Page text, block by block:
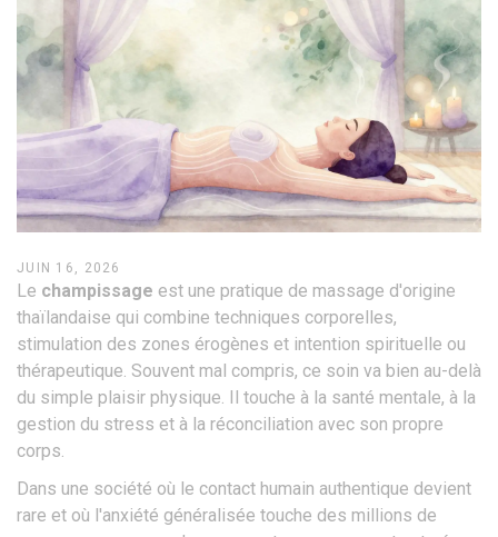
JUIN 16, 2026
Le champissage est une pratique de massage d'origine
thaïlandaise qui combine techniques corporelles,
stimulation des zones érogènes et intention spirituelle ou
thérapeutique. Souvent mal compris, ce soin va bien au-delà
du simple plaisir physique. Il touche à la santé mentale, à la
gestion du stress et à la réconciliation avec son propre
corps.
Dans une société où le contact humain authentique devient
rare et où l'anxiété généralisée touche des millions de